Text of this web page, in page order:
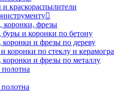
краскораспылители
коронки, фрезы
буры и коронки по бетону
коронки и фрезы по дереву
коронки по стеклу и
коронки и фрезы по металлу